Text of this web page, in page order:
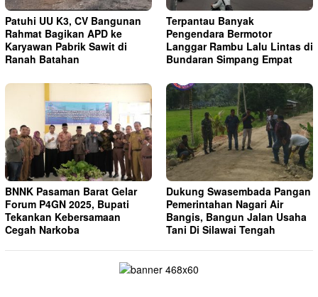
Patuhi UU K3, CV Bangunan
Rahmat Bagikan APD ke
Karyawan Pabrik Sawit di
Ranah Batahan
Terpantau Banyak
Pengendara Bermotor
Langgar Rambu Lalu Lintas di
Bundaran Simpang Empat
BNNK Pasaman Barat Gelar
Forum P4GN 2025, Bupati
Tekankan Kebersamaan
Cegah Narkoba
Dukung Swasembada Pangan
Pemerintahan Nagari Air
Bangis, Bangun Jalan Usaha
Tani Di Silawai Tengah